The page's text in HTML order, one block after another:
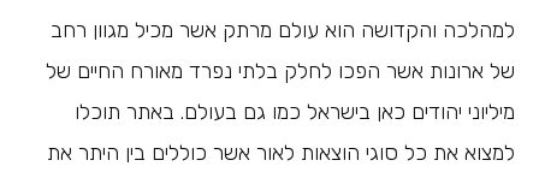
למהלכה והקדושה הוא עולם מרתק אשר מכיל מגוון רחב
של ארונות אשר הפכו לחלק בלתי נפרד מאורח החיים של
מיליוני יהודים כאן בישראל כמו גם בעולם. באתר תוכלו
למצוא את כל סוגי הוצאות לאור אשר כוללים בין היתר את